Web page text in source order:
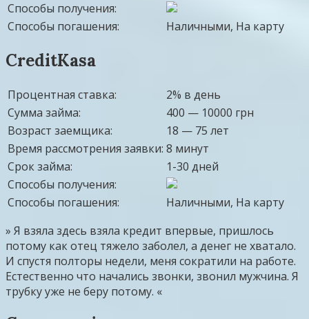
Способы получения:
Способы погашения:
Наличными, На карту
CreditKasa
Процентная ставка:
2% в день
Сумма займа:
400 — 10000 грн
Возраст заемщика:
18 — 75 лет
Время рассмотрения заявки: 8 минут
Срок займа:
1-30 дней
Способы получения:
Способы погашения:
Наличными, На карту
» Я взяла здесь взяла кредит впервые, пришлось
потому как отец тяжело заболел, а денег не хватало.
И спустя полторы недели, меня сократили на работе.
Естественно что начались звонки, звонил мужчина. Я
трубку уже не беру потому. «